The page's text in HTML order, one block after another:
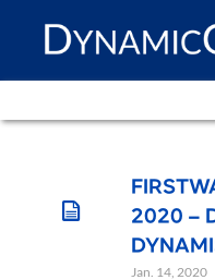
2020 –
Jan. 14, 2020